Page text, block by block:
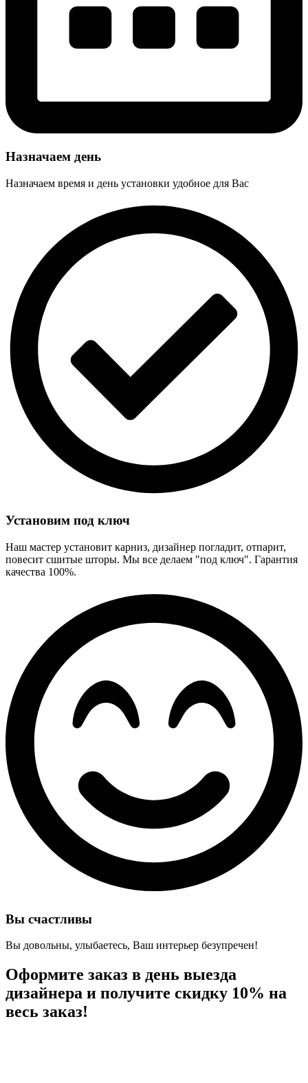
Назначаем день
Назначаем время и день установки удобное для Вас
Установим под ключ
Наш мастер установит карниз, дизайнер погладит, отпарит,
повесит сшитые шторы. Мы все делаем "под ключ". Гарантия
качества 100%.
Вы счастливы
Вы довольны, улыбаетесь, Ваш интерьер безупречен!
Оформите заказ в день выезда
дизайнера и получите скидку 10% на
весь заказ!